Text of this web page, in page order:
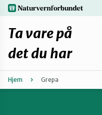
Hopp
til
hovedinnhold
naturvernforbundet.no
Ta vare på
det du har
Hjem Grepa